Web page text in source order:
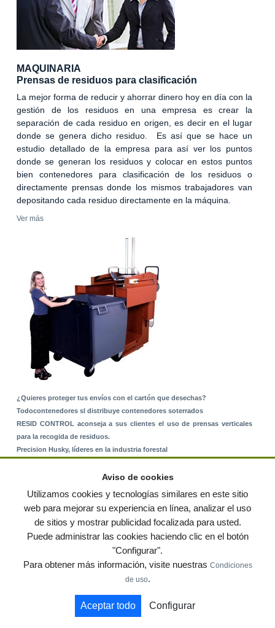
MAQUINARIA
Prensas de residuos para clasificación
La mejor forma de reducir y ahorrar dinero hoy en día con la
gestión de los residuos en una empresa es crear la
separación de cada residuo en origen, es decir en el lugar
donde se genera dicho residuo. Es así que se hace un
estudio detallado de la empresa para así ver los puntos
donde se generan los residuos y colocar en estos puntos
bien contenedores para clasificación de los residuos o
directamente prensas donde los mismos trabajadores van
depositando cada residuo directamente en la máquina.
Ver más
¿Quieres proteger tus envíos con el cartón que desechas?
Todocontenedores sl distribuye contenedores soterrados
RESID CONTROL aconseja a sus clientes el uso de prensas verticales
para la recogida de residuos.
Precision Husky, líderes en la industria forestal
© residuos.com - Todos los derechos reservados Política de privacidad
Condiciones de uso|Contacto |Editores|Mapa web|Preguntas frecuentes|Publica
tus anuncios gratis!
by
Aviso de cookies
Utilizamos cookies y tecnologías similares en este sitio
web para mejorar su experiencia en línea, analizar el uso
de sitios y mostrar publicidad focalizada para usted.
Puede administrar las cookies haciendo clic en el botón
"Configurar".
Para obtener más información, visite nuestras Condiciones
de uso.
Aceptar todo Configurar